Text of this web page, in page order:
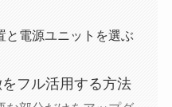
と電源ユニットを選ぶ
フル活用する方法